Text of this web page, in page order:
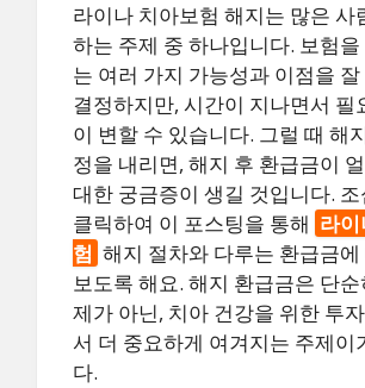
라이나 치아보험 해지는 많은 사
하는 주제 중 하나입니다. 보험을
는 여러 가지 가능성과 이점을
결정하지만, 시간이 지나면서 필
이 변할 수 있습니다. 그럴 때 해
정을 내리면, 해지 후 환급금이
대한 궁금증이 생길 것입니다.
클릭하여 이 포스팅을 통해 라
험 해지 절차와 다루는 환급금
보도록 해요. 해지 환급금은 단
제가 아닌, 치아 건강을 위한 투
서 더 중요하게 여겨지는 주제이
다.